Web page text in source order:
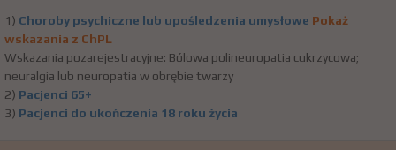
1) Choroby psychiczne lub upośledzenia umysłowe Pokaż
wskazania z ChPL
Wskazania pozarejestracyjne: Bólowa polineuropatia cukrzycowa;
neuralgia lub neuropatia w obrębie twarzy
2) Pacjenci 65+
3) Pacjenci do ukończenia 18 roku życia